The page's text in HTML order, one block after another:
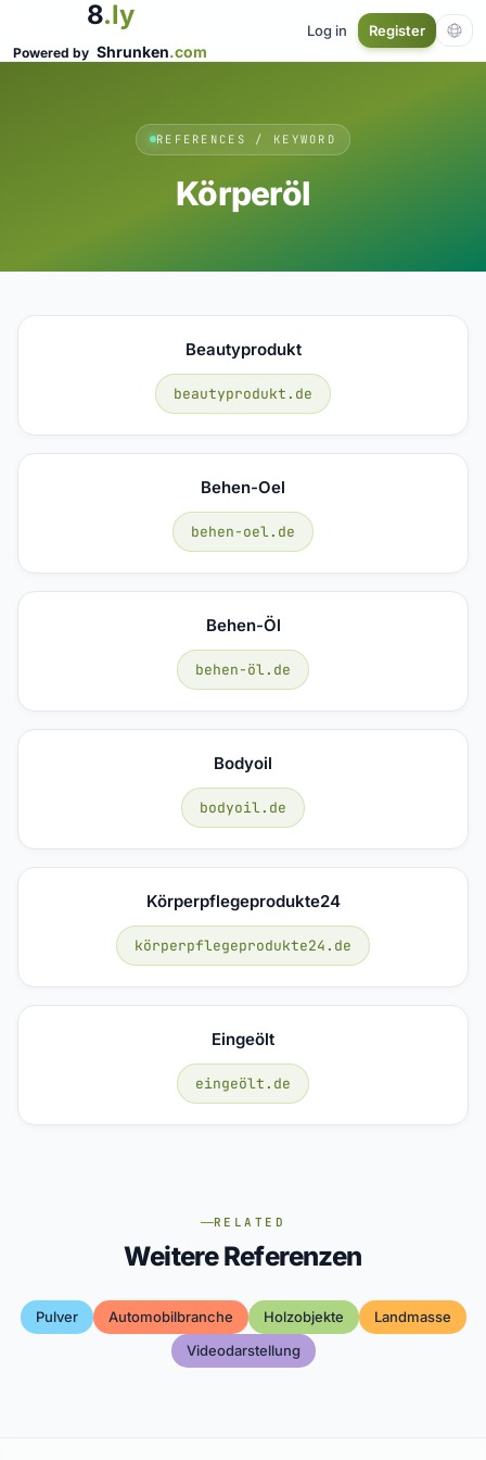
8.ly
Powered by Shrunken.com
Log in Register
REFERENCES / KEYWORD
Körperöl
Beautyprodukt
beautyprodukt.de
Behen-Oel
behen-oel.de
Behen-Öl
behen-öl.de
Bodyoil
bodyoil.de
Körperpflegeprodukte24
körperpflegeprodukte24.de
Eingeölt
eingeölt.de
RELATED
Weitere Referenzen
Pulver Automobilbranche Holzobjekte
Landmasse
Videodarstellung